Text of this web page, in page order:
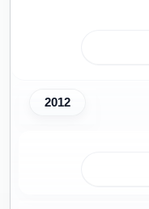
2012